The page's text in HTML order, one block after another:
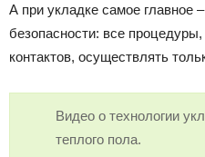
А при укладке самое главное
безопасности: все
контактов, осуществлять
Видео о технологии
теплого пола.